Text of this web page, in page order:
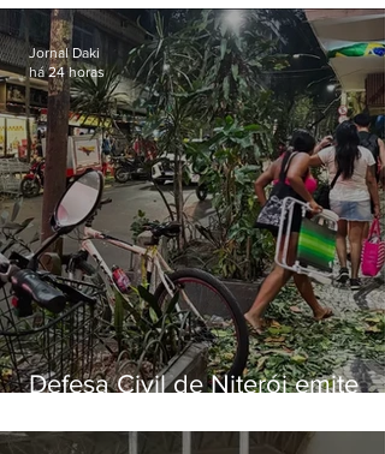
ventos fortes nesta sexta (7)
Defesa Civil de Niterói emite
sexta-feira (07)
Jornal Daki
há 24 horas